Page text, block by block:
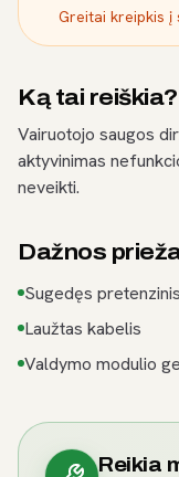
Greitai kreipkis į
Ką tai reiškia?
Vairuotojo saugos
aktyvinimas
neveikti.
Dažnos
Sugedęs
Laužtas kabelis
Valdymo modulio
Reikia